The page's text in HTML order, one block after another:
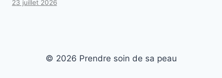
23 juillet 2026
© 2026 Prendre soin de sa peau